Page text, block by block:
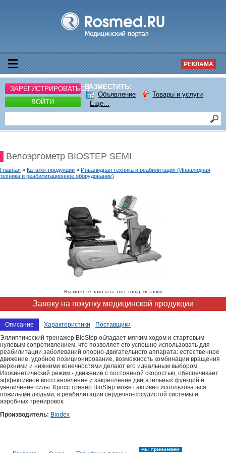
РЕКЛАМА
ЗАРЕГИСТРИРОВАТЬСЯ
ВОЙТИ
РАЗМЕСТИТЬ:
Объявление
Товары и услуги
Еще...
Велоэргометр BIOSTEP SEMI
Главная » Каталог продукции » Инвалидная техника и реабилитация (Инвалидная
техника и реабилитационное оборудование)
Вы можете заказать этот товар оставив
Заявку на покупку медицинской продукции
Описание Характеристики
Поставщики
Эллиптический тренажер BioStep обладает мягким ходом и стартовым
нулевым сопротивлением, что позволяет его успешно использовать для
реабилитации заболеваний опорно-двигательного аппарата: естественное
движение, удобное позиционирование, возможность комбинации вращения
верхними и нижними конечностями делают его идеальным выбором.
Изокинетический режим - движение с постоянной скоростью, обеспечивает
эффективное восстановление и закрепление двигательных функций и
увеличение силы. Кросс тренер BioStep может активно использоваться
пожилыми людьми, в реабилитации сердечно-сосудистой системы и
аэробных тренировок.
Производитель: Biodex